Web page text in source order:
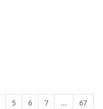
5 6 7 ...
67